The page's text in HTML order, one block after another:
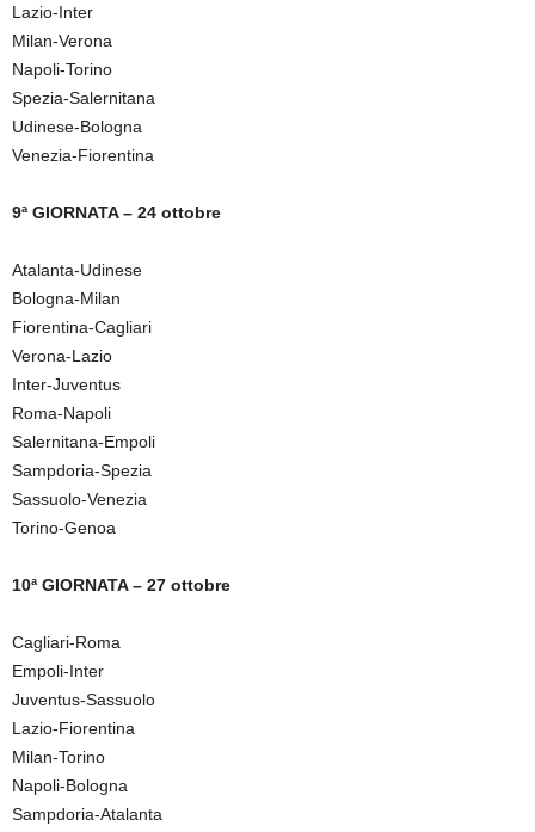
Lazio-Inter
Milan-Verona
Napoli-Torino
Spezia-Salernitana
Udinese-Bologna
Venezia-Fiorentina
9ª GIORNATA – 24 ottobre
Atalanta-Udinese
Bologna-Milan
Fiorentina-Cagliari
Verona-Lazio
Inter-Juventus
Roma-Napoli
Salernitana-Empoli
Sampdoria-Spezia
Sassuolo-Venezia
Torino-Genoa
10ª GIORNATA – 27 ottobre
Cagliari-Roma
Empoli-Inter
Juventus-Sassuolo
Lazio-Fiorentina
Milan-Torino
Napoli-Bologna
Sampdoria-Atalanta